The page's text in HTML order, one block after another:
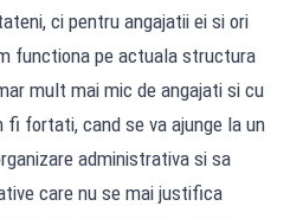
ci pentru angajatii ei si ori
functiona pe actuala structura
mult mai mic de angajati si cu
fi fortati, cand se va ajunge la un
administrativa si sa
care nu se mai justifica